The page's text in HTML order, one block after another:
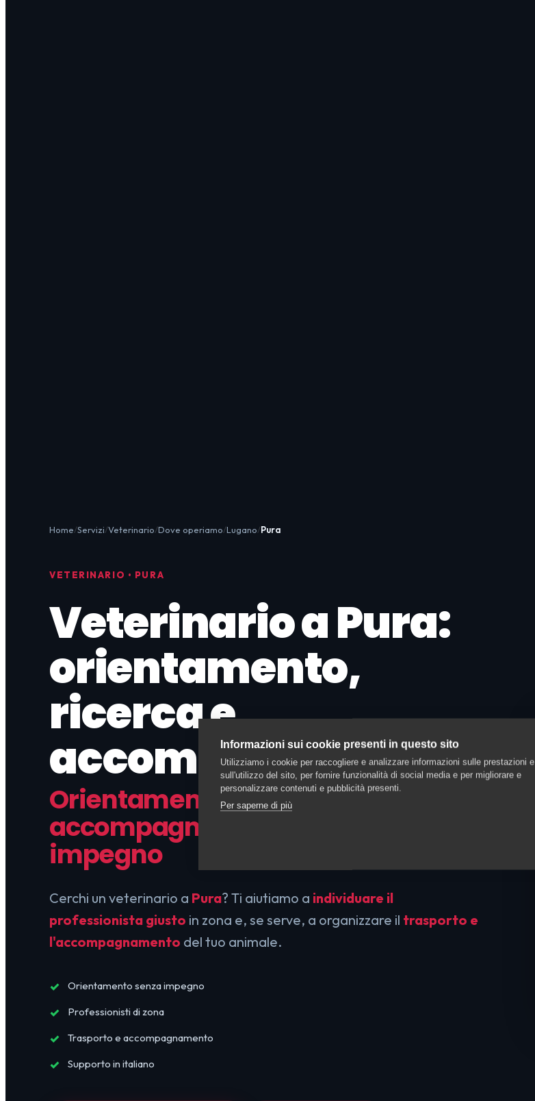
Home Servizi Veterinario Dove operiamo Lugano Pura
VETERINARIO • PURA
Veterinario a Pura:
orientamento,
ricerca e
accompagnamento
Orientamento e
accompagnamento, senza
impegno
Cerchi un veterinario a Pura? Ti aiutiamo a individuare il
professionista giusto in zona e, se serve, a organizzare il trasporto e
l'accompagnamento del tuo animale.
Orientamento senza impegno
Professionisti di zona
Trasporto e accompagnamento
Supporto in italiano
Informazioni sui cookie presenti in questo sito
Utilizziamo i cookie per raccogliere e analizzare informazioni sulle prestazioni e
sull'utilizzo del sito, per fornire funzionalità di social media e per migliorare e
personalizzare contenuti e pubblicità presenti.
Per saperne di più